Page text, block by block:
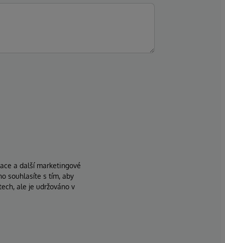
a další marketingové
souhlasíte s tím, aby
ale je udržováno v